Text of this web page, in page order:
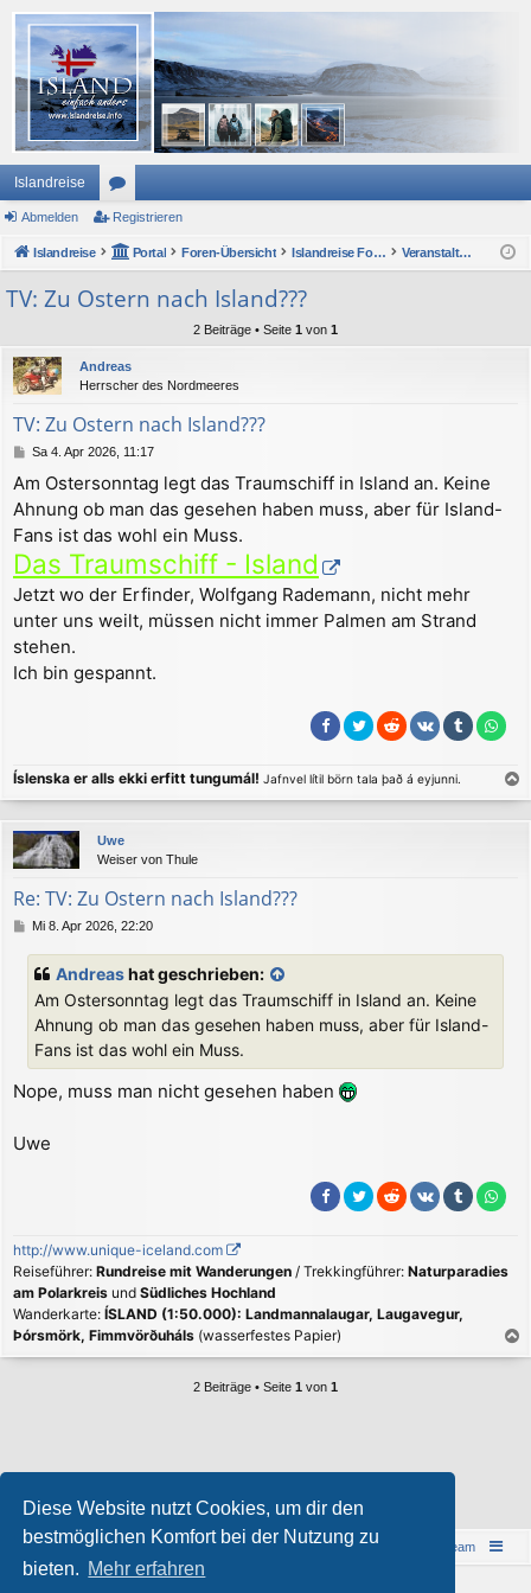
Diese Website nutzt Cookies, um dir den
bestmöglichen Komfort bei der Nutzung zu
bieten. Mehr erfahren
Islandreise
or
en
Abmelden Registrieren
Islandreise Portal Foren-Übersicht Islandreise Forum Veranstaltungshinweise
TV: Zu Ostern nach Island???
2 Beiträge • Seite 1 von 1
Andreas
Herrscher des Nordmeeres
TV: Zu Ostern nach Island???
B
i
t
a
g
Sa 4. Apr 2026, 11:17
Am Ostersonntag legt das Traumschiff in Island an. Keine
Ahnung ob man das gesehen haben muss, aber für Island-
Fans ist das wohl ein Muss.
Das Traumschiff - Island
Jetzt wo der Erfinder, Wolfgang Rademann, nicht mehr
unter uns weilt, müssen nicht immer Palmen am Strand
stehen.
Ich bin gespannt.
Íslenska er alls ekki erfitt tungumál! Jafnvel lítil börn tala það á eyjunni.
a
c
Uwe
Weiser von Thule
Re: TV: Zu Ostern nach Island???
BMi 8. Apr 2026, 22:20
Andreashat geschrieben:
Am Ostersonntag legt das Traumschiff in Island an. Keine
Ahnung ob man das gesehen haben muss, aber für Island-
Fans ist das wohl ein Muss.
Nope, muss man nicht gesehen haben
Uwe
http://www.unique-iceland.com
Reiseführer: Rundreise mit Wanderungen / Trekkingführer: Naturparadies
am Polarkreis und Südliches Hochland
Wanderkarte: ÍSLAND (1:50.000): Landmannalaugar, Laugavegur,
Þórsmörk, Fimmvörðuháls (wasserfestes Papier)
a
2 Beiträge • Seite 1 von 1
Mitglieder in diesem Forum: ClaudeBot [Bot]und 0 Gäste
Islandreise Portal Foren-Übersicht Das Team